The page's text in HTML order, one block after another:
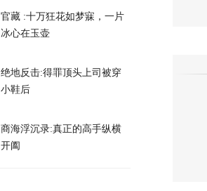
官藏 :十万狂花如梦寐，一片
冰心在玉壶
绝地反击:得罪顶头上司被穿
小鞋后
商海浮沉录:真正的高手纵横
开阖